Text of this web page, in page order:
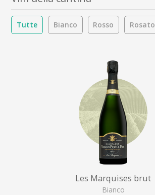
Tutte Bianco Rosso Rosato
Les Marquises brut
Bianco